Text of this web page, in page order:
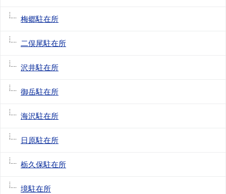
梅郷駐在所
二俣尾駐在所
沢井駐在所
御岳駐在所
海沢駐在所
日原駐在所
栃久保駐在所
境駐在所